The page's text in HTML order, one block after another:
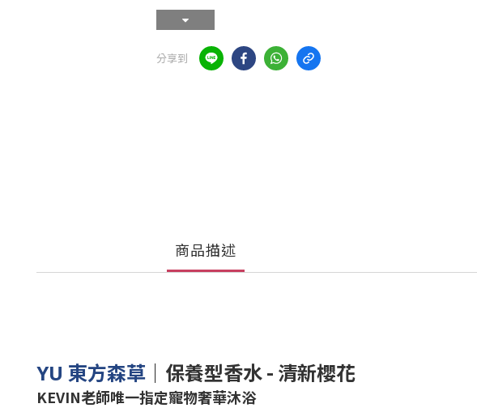
分享到
商品描述
YU 東方森草 ｜ 保養型香水 - 清新櫻花
KEVIN老師唯一指定寵物奢華沐浴